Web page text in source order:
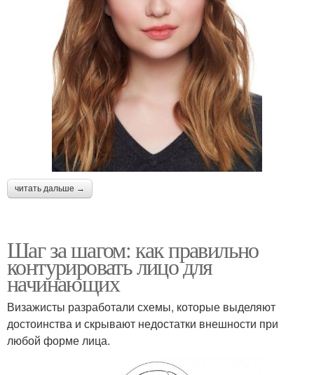
читать дальше →
Шаг за шагом: как правильно
контурировать лицо для
начинающих
Визажисты разработали схемы, которые выделяют
достоинства и скрывают недостатки внешности при
любой форме лица.